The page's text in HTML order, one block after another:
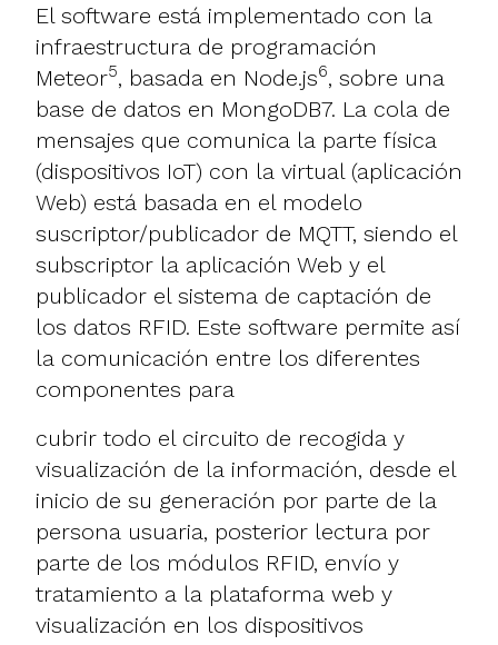
El software está implementado con la
infraestructura de programación
Meteor5, basada en Node.js6, sobre una
base de datos en MongoDB7. La cola de
mensajes que comunica la parte física
(dispositivos IoT) con la virtual (aplicación
Web) está basada en el modelo
suscriptor/publicador de MQTT, siendo el
subscriptor la aplicación Web y el
publicador el sistema de captación de
los datos RFID. Este software permite así
la comunicación entre los diferentes
componentes para
cubrir todo el circuito de recogida y
visualización de la información, desde el
inicio de su generación por parte de la
persona usuaria, posterior lectura por
parte de los módulos RFID, envío y
tratamiento a la plataforma web y
visualización en los dispositivos